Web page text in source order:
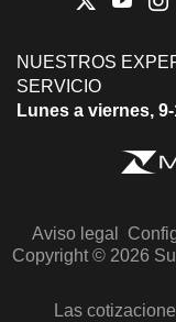
NUESTROS
SERVICIO
Lunes a viernes,
Aviso legal
Copyright © 2026
Las